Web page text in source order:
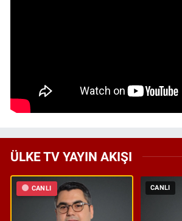
ÜLKE TV YAYIN AKIŞI
CANLI CANLI